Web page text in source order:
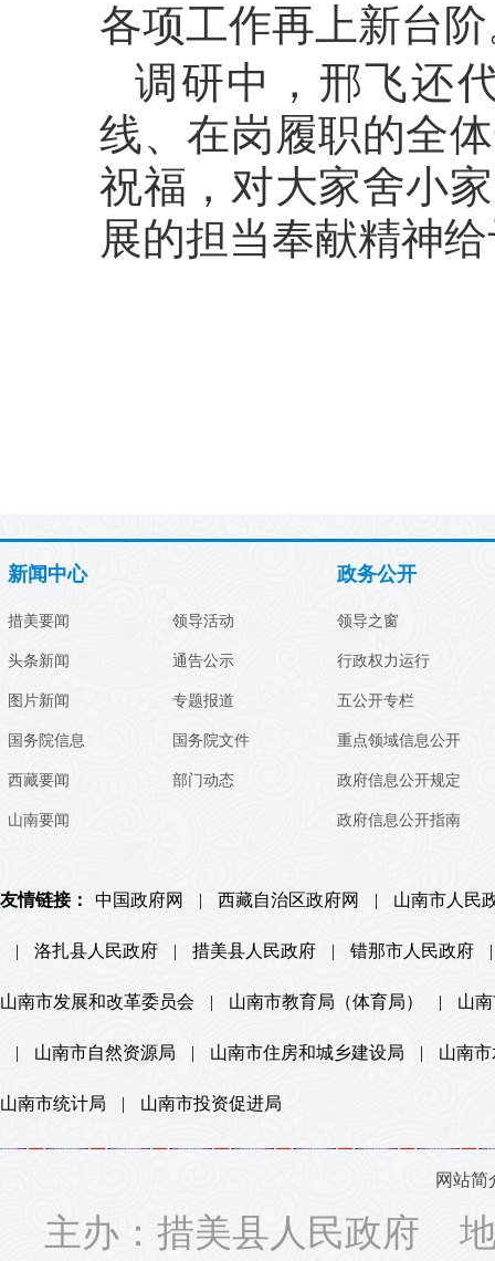
各项工作再上新台
调研中，邢飞还
线、在岗履职的全
祝福，对大家舍小
展的担当奉献精神
新闻中心
措美要闻
头条新闻
图片新闻
国务院信息
西藏要闻
山南要闻
领导活动
通告公示
专题报道
国务院文件
部门动态
政务公开
领导之窗
行政权力运行
五公开专栏
重点领域信息公开
政府信息公开规定
政府信息公开指南
友情链接： 中国政府网 | 西藏自治区政府网 | 山南市人民
| 洛扎县人民政府 | 措美县人民政府 | 错那市人民政府 |
山南市发展和改革委员会 | 山南市教育局（体育局） | 山
| 山南市自然资源局 | 山南市住房和城乡建设局 | 山南
山南市统计局 | 山南市投资促进局
网站简
主办：措美县人民政府